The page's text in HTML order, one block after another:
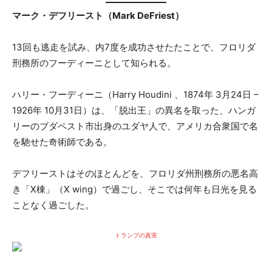
マーク・デフリースト（Mark DeFriest）
13回も逃走を試み、内7度を成功させたたことで、フロリダ
刑務所のフーディーニとして知られる。
ハリー・フーディーニ（Harry Houdini 、1874年 3月24日 –
1926年 10月31日）は、「脱出王」の異名を取った、ハンガ
リーのブダペスト市出身のユダヤ人で、アメリカ合衆国で名
を馳せた奇術師である。
デフリーストはそのほとんどを、フロリダ州刑務所の悪名高
き「X棟」（X wing）で過ごし、そこでは何年も日光を見る
ことなく過ごした。
トランプの真実